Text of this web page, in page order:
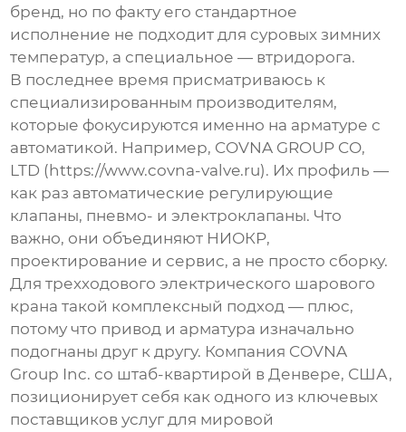
бренд, но по факту его стандартное
исполнение не подходит для суровых зимних
температур, а специальное — втридорога.
В последнее время присматриваюсь к
специализированным производителям,
которые фокусируются именно на арматуре с
автоматикой. Например, COVNA GROUP CO,
LTD ( https://www.covna-valve.ru). Их профиль —
как раз автоматические регулирующие
клапаны, пневмо- и электроклапаны. Что
важно, они объединяют НИОКР,
проектирование и сервис, а не просто сборку.
Длятрехходового электрического шарового
крана такой комплексный подход — плюс,
потому что привод и арматура изначально
подогнаны друг к другу. Компания COVNA
Group Inc. со штаб-квартирой в Денвере, США,
позиционирует себя как одного из ключевых
поставщиков услуг для мировой